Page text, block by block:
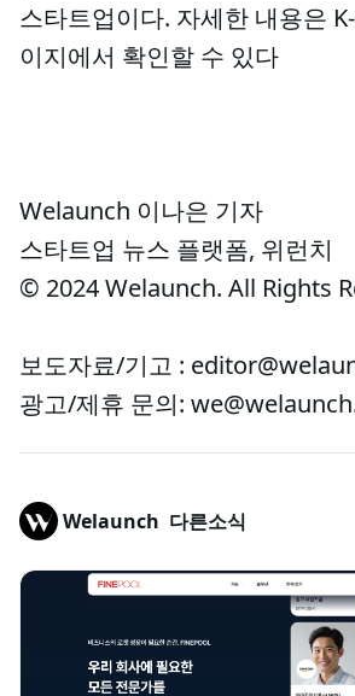
스타트업이다. 자세한 내용은
이지에서 확인할 수 있다
Welaunch 이나은 기자
스타트업 뉴스 플랫폼, 위런치
© 2024 Welaunch. All Rights
보도자료/기고 :
광고/제휴 문의:
Welaunch 다른소식